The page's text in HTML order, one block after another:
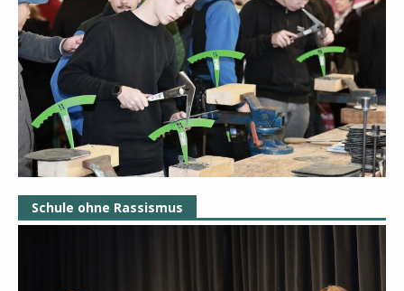
Schule ohne Rassismus